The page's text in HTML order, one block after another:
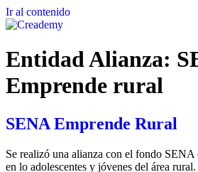
Ir al contenido
Entidad Alianza:
Emprende rural
SENA Emprende Rural
Se realizó una alianza con el fondo SENA
en lo adolescentes y jóvenes del área